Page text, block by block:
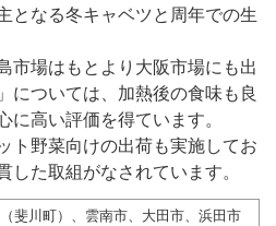
となる冬キャベツと周年での生
市場はもとより大阪市場にも出
については、加熱後の食味も良
に高い評価を得ています。
ト野菜向けの出荷も実施してお
した取組がなされています。
斐川町）、雲南市、大田市、浜田市